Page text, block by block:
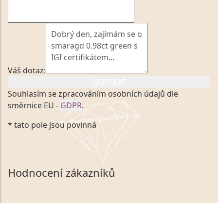
Váš dotaz:
Souhlasím se zpracováním osobních údajů dle
směrnice EU - GDPR.
Kliknutím na výše uvedený odkaz, v souladu se
zákonem č. 101/2000 Sb. v platném znění výslovně
souhlasím se zpracováním a uchováním veškerých
mých osobních údajů, které poskytuji prostřednictvím
společnosti VVDiamonds s.r.o., IČO: 05892481. Tyto
údaje poskytuji společnosti VVDiamonds s.r.o., IČO:
* tato pole jsou povinná
Hodnocení zákazníků